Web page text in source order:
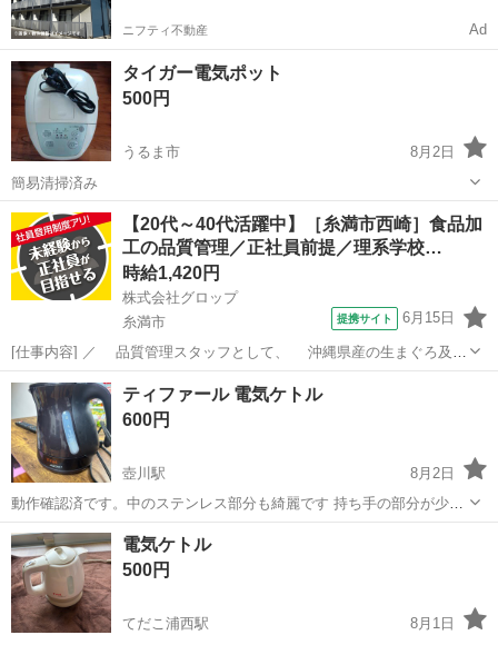
ニフティ不動産 Ad
タイガー電気ポット
500円
うるま市
8月2日
簡易清掃済み
沖縄 うるま市 キッチン家電
【20代～40代活躍中】［糸満市西崎］食品加
工の品質管理／正社員前提／理系学校…
時給1,420円
株式会社グロップ
糸満市
提携サイト 6月15日
[仕事内容] ／ 品質管理スタッフとして、 沖縄県産の生まぐろ及び
介護食を全国に広めよう！ ＼ 品質管理の経験が活かせる！新規事業の
介護食の中核メンバーを募集！ 理数系の学校卒なら未経験でもOK！
サポート体制が整って...
沖縄 糸満市
ティファール 電気ケトル
600円
壺川駅
8月2日
動作確認済です。中のステンレス部分も綺麗です 持ち手の部分が少し
欠けています(2枚目参照) 定価は4千円くらいでした。 カラーはダーク
ブラウンです！
沖縄 那覇市 壺川駅
電気ケトル
500円
てだこ浦西駅
8月1日